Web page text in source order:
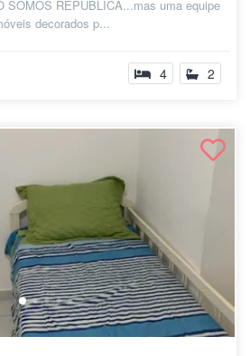
SOMOS REPUBLICA...mas uma equipe
decorados p...
4 2